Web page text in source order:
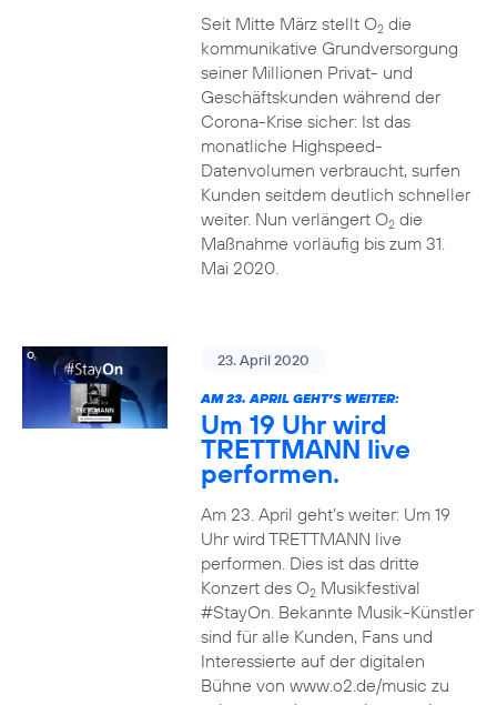
Seit Mitte März stellt O2die
kommunikative Grundversorgung
seiner Millionen Privat- und
Geschäftskunden während der
Corona-Krise sicher: Ist das
monatliche Highspeed-
Datenvolumen verbraucht, surfen
Kunden seitdem deutlich schneller
weiter. Nun verlängert O2die
Maßnahme vorläufig bis zum 31.
Mai 2020.
23. April 2020
AM 23. APRIL GEHT’S WEITER:
Um 19 Uhr wird
TRETTMANN live
performen.
Am 23. April geht’s weiter: Um 19
Uhr wird TRETTMANN live
performen. Dies ist das dritte
Konzert des O2Musikfestival
#StayOn. Bekannte Musik-Künstler
sind für alle Kunden, Fans und
Interessierte auf der digitalen
Bühne von www.o2.de/music zu